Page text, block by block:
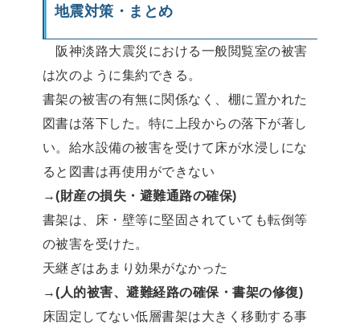
地震対策・まとめ
阪神淡路大震災における一般閲覧室の被害
は次のように集約できる。
書架の被害の有無に関係なく、棚に置かれた
図書は落下した。特に上段からの落下が著し
い。給水設備の被害を受けて床が水浸しにな
ると図書は再使用ができない
→(財産の損失・避難通路の確保)
書架は、床・壁等に堅固されていても転倒等
の被害を受けた。
天継ぎはあまり効果がなかった
→(人的被害、避難経路の確保・書架の修復)
床固定してない低層書架は大きく移動する事